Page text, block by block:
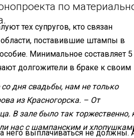
по
тех супругов, кто связан
поставившие штампы в
Минимальное составляет 5
долгожители в браке к своим
дня свадьбы, нам не только
из Красногорска. – От
В зале было так торжественно,
нас с шампанским и
него выплачиваться не должны.